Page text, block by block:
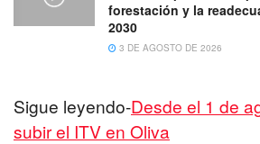
forestación y la
2030
3 DE AGOSTO DE 2026
Sigue leyendo-Desde el 1 de
subir el ITV en Oliva